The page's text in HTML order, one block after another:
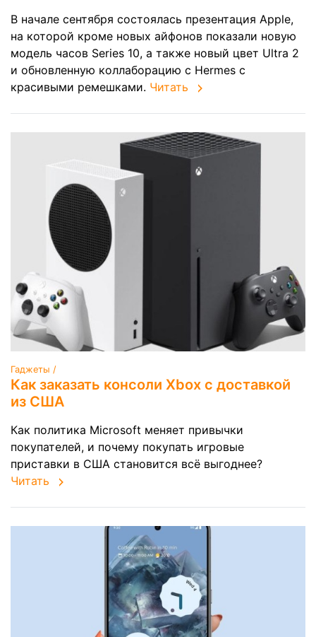
В начале сентября состоялась презентация Apple,
на которой кроме новых айфонов показали новую
модель часов Series 10, а также новый цвет Ultra 2
и обновленную коллаборацию с Hermes c
красивыми ремешками. Читать
Гаджеты /
Как заказать консоли Xbox с доставкой
из США
Как политика Microsoft меняет привычки
покупателей, и почему покупать игровые
приставки в США становится всё выгоднее?
Читать